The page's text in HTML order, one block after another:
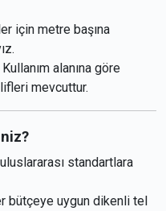
için metre başına
Kullanım alanına göre
mevcuttur.
standartlara
bütçeye uygun dikenli tel